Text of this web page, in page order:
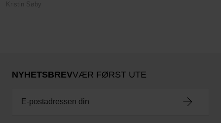
Kristin Søby
NYHETSBREVVÆR FØRST UTE